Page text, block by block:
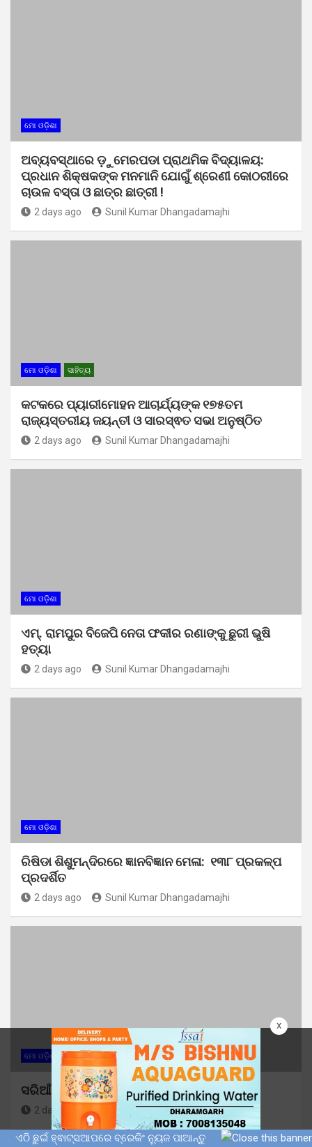
x
ମୋ ଓଡ଼ିଶା
ଅବ୍ୟବସ୍ଥାରେ ଡ଼ୁମେରପଡା ପ୍ରାଥମିକ ବିଦ୍ୟାଳୟ:
ପ୍ରଧାନ ଶିକ୍ଷକଙ୍କ ମନମାନି ଯୋଗୁଁ ଶ୍ରେଣୀ କୋଠରୀରେ
ଚାଉଳ ବସ୍ତା ଓ ଛାତ୍ର ଛାତ୍ରୀ !
2 days ago Sunil Kumar Dhangadamajhi
ମୋ ଓଡ଼ିଶା ସାହିତ୍ୟ
କଟକରେ ପ୍ୟାରୀମୋହନ ଆଚାର୍ଯ୍ୟଙ୍କ ୧୭୫ତମ
ରାଜ୍ୟସ୍ତରୀୟ ଜୟନ୍ତୀ ଓ ସାରସ୍ଵତ ସଭା ଅନୁଷ୍ଠିତ
2 days ago Sunil Kumar Dhangadamajhi
ମୋ ଓଡ଼ିଶା
ଏମ୍. ରାମପୁର ବିଜେପି ନେତା ଫକୀର ରଣାଙ୍କୁ ଛୁରୀ ଭୁଷି
ହତ୍ୟା
2 days ago Sunil Kumar Dhangadamajhi
ମୋ ଓଡ଼ିଶା
ରିଷିଡା ଶିଶୁମନ୍ଦିରରେ ଜ୍ଞାନବିଜ୍ଞାନ ମେଳା: ୧୩୮ ପ୍ରକଳ୍ପ
ପ୍ରଦର୍ଶିତ
2 days ago Sunil Kumar Dhangadamajhi
ମୋ ଓଡ଼ିଶା
ସରିଆଁ କ୍ଲଷ୍ଟର ସ୍ତରୀୟ ମାସିକ ବୈଠକ ଅନୁଷ୍ଠିତ
2 days ago Sunil Kumar Dhangadamajhi
ଏଠି ଛୁଇଁ ହ୍ଵାଟ୍ସଆପରେ ବ୍ରେକିଂ ନ୍ୟୁଜ ପାଆନ୍ତୁ